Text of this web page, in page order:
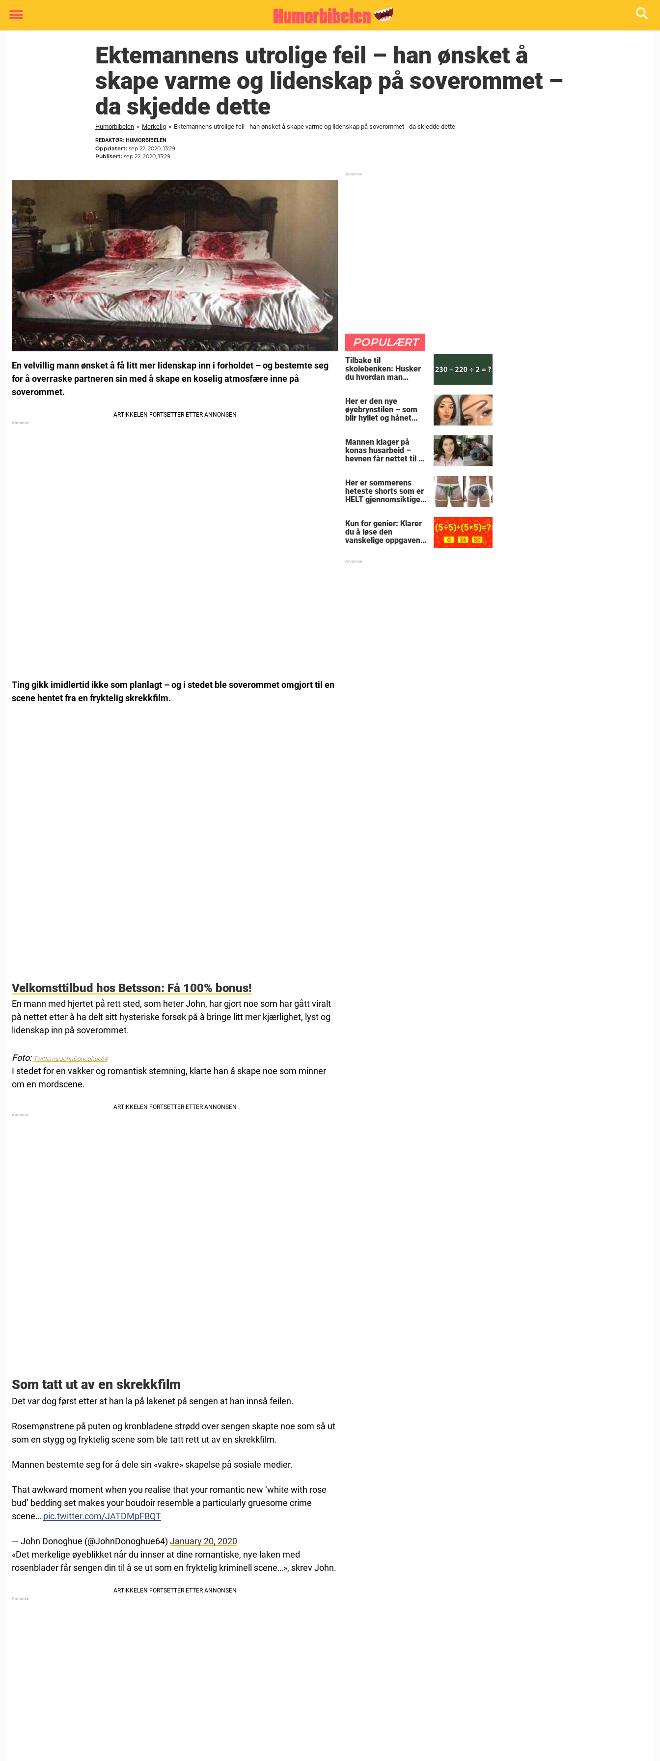
Toggle
Ektemannens utrolige feil – han ønsket å
skape varme og lidenskap på soverommet –
da skjedde dette
Humorbibelen » Merkelig » Ektemannens utrolige feil - han ønsket å skape varme og lidenskap på soverommet - da skjedde dette
REDAKTØR: HUMORBIBELEN
Oppdatert: sep 22, 2020, 13:29
Publisert: sep 22, 2020, 13:29
En velvillig mann ønsket å få litt mer lidenskap inn i forholdet – og bestemte seg
for å overraske partneren sin med å skape en koselig atmosfære inne på
soverommet.
Ting gikk imidlertid ikke som planlagt – og i stedet ble soverommet omgjort til en
scene hentet fra en fryktelig skrekkfilm.
Velkomsttilbud hos Betsson: Få 100% bonus!
En mann med hjertet på rett sted, som heter John, har gjort noe som har gått viralt
på nettet etter å ha delt sitt hysteriske forsøk på å bringe litt mer kjærlighet, lyst og
lidenskap inn på soverommet.
Foto: Twitter/@JohnDonoghue64
I stedet for en vakker og romantisk stemning, klarte han å skape noe som minner
om en mordscene.
Som tatt ut av en skrekkfilm
Det var dog først etter at han la på lakenet på sengen at han innså feilen.
Rosemønstrene på puten og kronbladene strødd over sengen skapte noe som så ut
som en stygg og fryktelig scene som ble tatt rett ut av en skrekkfilm.
Mannen bestemte seg for å dele sin «vakre» skapelse på sosiale medier.
That awkward moment when you realise that your romantic new ‘white with rose
bud’ bedding set makes your boudoir resemble a particularly gruesome crime
scene… pic.twitter.com/JATDMpFBQT
— John Donoghue (@JohnDonoghue64) January 20, 2020
«Det merkelige øyeblikket når du innser at dine romantiske, nye laken med
rosenblader får sengen din til å se ut som en fryktelig kriminell scene…», skrev John.
POPULÆRT
Tilbake til
skolebenken: Husker
du hvordan man
Her er den nye
øyebrynstilen – som
blir hyllet og hånet
Mannen klager på
konas husarbeid –
hevnen får nettet til å
Her er sommerens
heteste shorts som er
HELT gjennomsiktige
Kun for genier: Klarer
du å løse den
vanskelige oppgaven